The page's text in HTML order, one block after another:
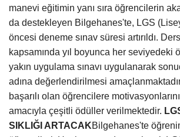
manevi eğitimin yanı sıra öğrencilerin
da destekleyen Bilgehanes'te, LGS
öncesi deneme sınav süresi artırıldı.
kapsamında yıl boyunca her seviyedeki
yakın uygulama sınavı uygulanarak
adına değerlendirilmesi
başarılı olan öğrencilere
amacıyla çeşitli ödüller verilmektedir.
SIKLIĞI ARTACAKBilgehanes'te